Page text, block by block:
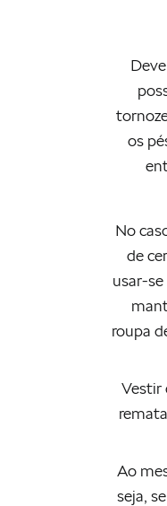
os
No
de
usar-
roupa
Vestir
Ao
seja,